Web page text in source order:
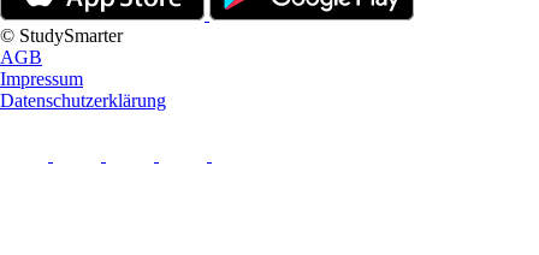
© StudySmarter
AGB
Impressum
Datenschutzerklärung